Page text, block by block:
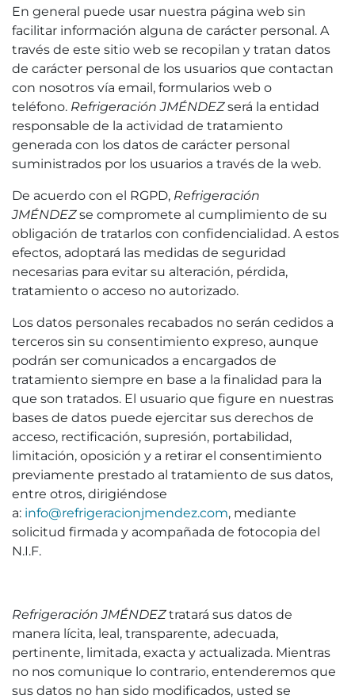
En general puede usar nuestra página web sin
facilitar información alguna de carácter personal. A
través de este sitio web se recopilan y tratan datos
de carácter personal de los usuarios que contactan
con nosotros vía email, formularios web o
teléfono. Refrigeración JMÉNDEZserá la entidad
responsable de la actividad de tratamiento
generada con los datos de carácter personal
suministrados por los usuarios a través de la web.
De acuerdo con el RGPD, Refrigeración
JMÉNDEZse compromete al cumplimiento de su
obligación de tratarlos con confidencialidad. A estos
efectos, adoptará las medidas de seguridad
necesarias para evitar su alteración, pérdida,
tratamiento o acceso no autorizado.
Los datos personales recabados no serán cedidos a
terceros sin su consentimiento expreso, aunque
podrán ser comunicados a encargados de
tratamiento siempre en base a la finalidad para la
que son tratados. El usuario que figure en nuestras
bases de datos puede ejercitar sus derechos de
acceso, rectificación, supresión, portabilidad,
limitación, oposición y a retirar el consentimiento
previamente prestado al tratamiento de sus datos,
entre otros, dirigiéndose
a: info@refrigeracionjmendez.com, mediante
solicitud firmada y acompañada de fotocopia del
N.I.F.
Refrigeración JMÉNDEZtratará sus datos de
manera lícita, leal, transparente, adecuada,
pertinente, limitada, exacta y actualizada. Mientras
no nos comunique lo contrario, entenderemos que
sus datos no han sido modificados, usted se